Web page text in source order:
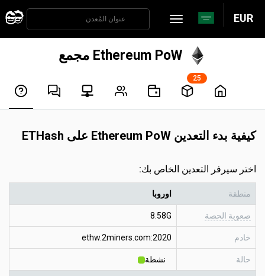
EUR
Ethereum PoW مجمع
25
كيفية بدء التعدين Ethereum PoW على ETHash
اختر سيرفر التعدين الخاص بك:
منطقة اوروبا
صعوبة الحصة 8.58G
خادم ethw.2miners.com:2020
حالة نشطة